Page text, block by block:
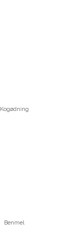
Kogødning
Benmel